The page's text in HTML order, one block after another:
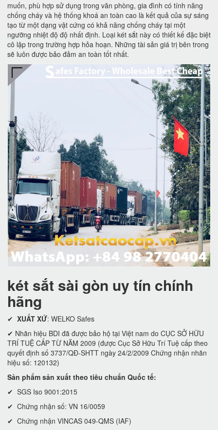
muốn, phù hợp sử dụng trong văn phòng, gia đình có tính năng
chống cháy và hệ thống khoá an toàn cao là kết quả của sự sáng
tạo từ một dạng vật cứng có khả năng chống cháy tại một
ngưỡng nhiệt độ độ nhất định. Loại két sắt này có thiết kế đặc biệt
cô lập trong trường hợp hỏa hoạn. Những tài sản giá trị bên trong
sẽ luôn được bảo đảm an toàn tốt nhất.
két sắt sài gòn uy tín chính
hãng
✔ XUẤT XỨ: WELKO Safes
✔ Nhãn hiệu BDI đã được bảo hộ tại Việt nam do CỤC SỞ HỮU
TRÍ TUỆ CẤP TỪ NĂM 2009 (được Cục Sở Hữu Trí Tuệ cấp theo
quyết định số 3737/QĐ-SHTT ngày 24/2/2009 Chứng nhận nhãn
hiệu số: 120132)
Sản phẩm sản xuất theo tiêu chuẩn Quốc tế:
✔ SGS Iso 9001:2015
✔ Chứng nhận số: VN 16/0059
✔ Chứng nhận VINCAS 049-QMS (IAF)